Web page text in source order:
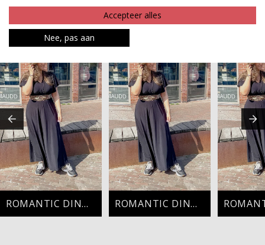
MAAK JE LOOK COMPLEET
ROMANTIC DINNER ROMANTIC DINNER
Accepteer alles
Nee, pas aan